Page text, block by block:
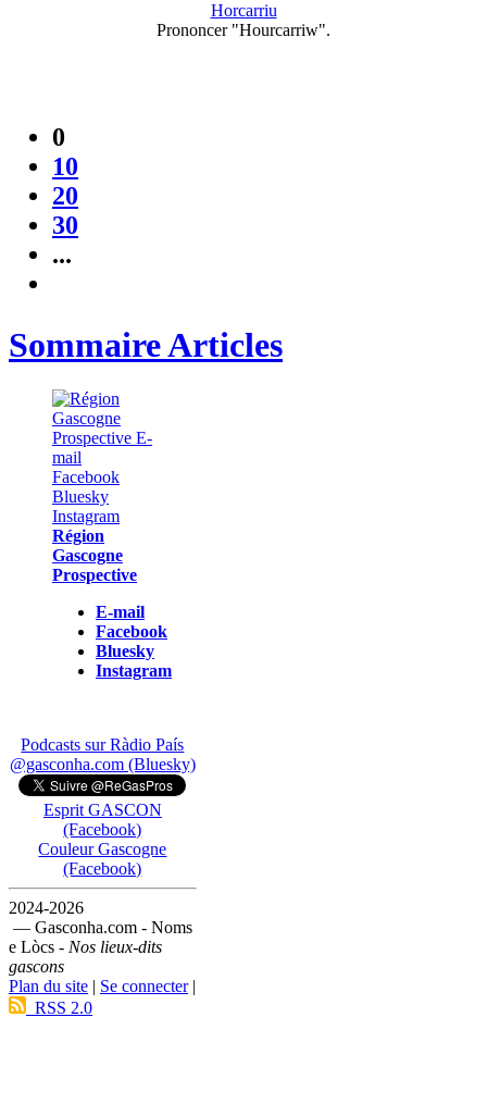
Horcarriu
Prononcer "Hourcarriw".
0
10
20
30
...
Sommaire Articles
Région
Gascogne
Prospective
E-mail
Facebook
Bluesky
Instagram
Podcasts sur Ràdio País
@gasconha.com (Bluesky)
Esprit GASCON
(Facebook)
Couleur Gascogne
(Facebook)
2024-2026
— Gasconha.com - Noms
e Lòcs - Nos lieux-dits
gascons
Plan du site | Se connecter|
RSS 2.0